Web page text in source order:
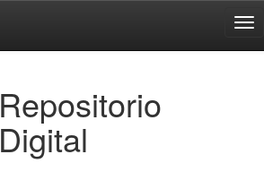
Repositorio
Digital